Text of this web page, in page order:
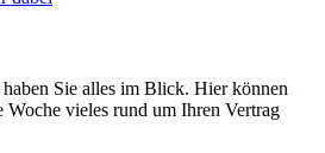
Sie alles im Blick. Hier können
Woche vieles rund um Ihren Vertrag